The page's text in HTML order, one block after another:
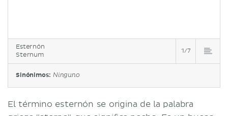
Esternón
Sternum
1/7
Sinónimos: Ninguno
El término esternón se origina de la palabra